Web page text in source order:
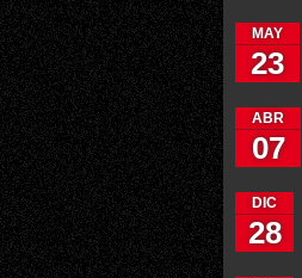
MAY
23
ABR
07
DIC
28